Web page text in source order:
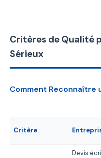
Critères de Qualité
Sérieux
Comment Reconnaître
Critère
Devis